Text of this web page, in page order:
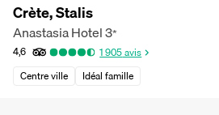
Crète, Stalis
Anastasia Hotel3*
4,6 1 905avis
Centre ville
Idéal famille